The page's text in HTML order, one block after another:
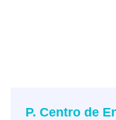
P. Centro de